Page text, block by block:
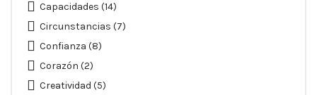
Capacidades (14)
Circunstancias (7)
Confianza (8)
Corazón (2)
Creatividad (5)